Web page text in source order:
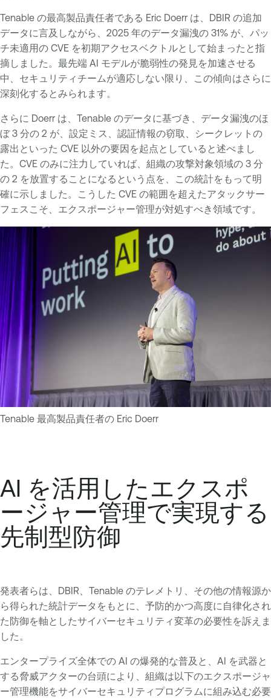
Tenable の最高製品責任者である Eric Doerr は、DBIR の追加
データに言及しながら、2025 年のデータ漏洩の 31% が、パッ
チ未適用の CVE を初期アクセスベクトルとして始まったと指
摘しました。最先端 AI モデルが脆弱性の発見を加速させる
中、セキュリティチームが適応しない限り、この傾向はさらに
深刻化するとみられます。
さらに Doerr は、Tenable のデータに基づき、データ漏洩のほ
ぼ 3 分の 2 が、設定ミス、認証情報の窃取、シークレットの
露出といった CVE 以外の要因を起点としていると述べまし
た。CVE のみに注力していれば、組織の攻撃対象領域の 3 分
の 2 を放置することになるという点を、この統計をもって明
確に示しました。こうした CVE の範囲を超えたアタックサー
フェスこそ、エクスポージャー管理が対処すべき領域です。
Tenable 最高製品責任者の Eric Doerr
AI を活用したエクスポ
ージャー管理で実現する
先制型防御
発表者らは、DBIR、Tenable のテレメトリ、その他の情報源か
ら得られた統計データをもとに、予防的かつ高度に自律化され
た防御を軸としたサイバーセキュリティ変革の必要性を訴えま
した。
エンタープライズ全体での AI の爆発的な普及と、AI を武器と
する脅威アクターの台頭により、組織は以下のエクスポージャ
ー管理機能をサイバーセキュリティプログラムに組み込む必要